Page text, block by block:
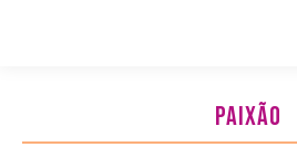
PAIXÃO